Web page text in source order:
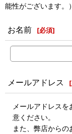
能性がございます。）
お名前 [必須]
メールアドレス [
メールアドレス
意ください。
また、弊店から